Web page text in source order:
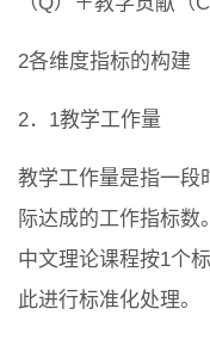
2各维度指标的构建
2．1教学工作量
教学工作量是指一段
际达成的工作指标
中文理论课程按1个
此进行标准化处理。